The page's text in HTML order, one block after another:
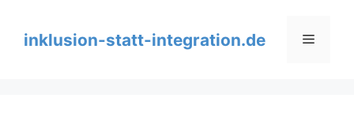
springeninklusion-statt-integration.de Menü